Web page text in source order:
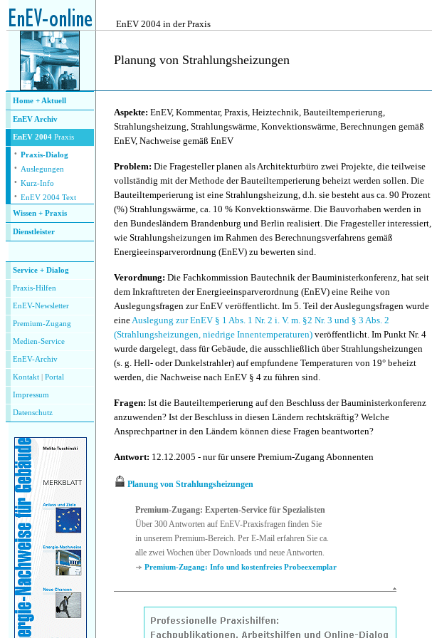
EnEV 2004 in der Praxis
Planung von Strahlungsheizungen
Home + Aktuell
EnEV Archiv
EnEV 2004 Praxis
· Praxis-Dialog
· Auslegungen
· Kurz-Info
· EnEV 2004 Text
Wissen + Praxis
Dienstleister
Service + Dialog
Praxis-Hilfen
EnEV-Newsletter
Premium-Zugang
Medien-Service
EnEV-Archiv
Kontakt Portal
Impressum
Datenschutz
Aspekte: EnEV, Kommentar, Praxis, Heiztechnik, Bauteiltemperierung,
Strahlungsheizung, Strahlungswärme, Konvektionswärme, Berechnungen gemäß
EnEV, Nachweise gemäß EnEV
Problem: Die Fragesteller planen als Architekturbüro zwei Projekte, die teilweise
vollständig mit der Methode der Bauteiltemperierung beheizt werden sollen. Die
Bauteiltemperierung ist eine Strahlungsheizung, d.h. sie besteht aus ca. 90 Prozent
(%) Strahlungswärme, ca. 10 % Konvektionswärme. Die Bauvorhaben werden in
den Bundesländern Brandenburg und Berlin realisiert. Die Fragesteller interessiert,
wie Strahlungsheizungen im Rahmen des Berechnungsverfahrens gemäß
Energieeinsparverordnung (EnEV) zu bewerten sind.
Verordnung: Die Fachkommission Bautechnik der Bauministerkonferenz, hat seit
dem Inkrafttreten der Energieeinsparverordnung (EnEV) eine Reihe von
Auslegungsfragen zur EnEV veröffentlicht. Im 5. Teil der Auslegungsfragen wurde
eineAuslegung zur EnEV § 1 Abs. 1 Nr. 2 i. V. m. §2 Nr. 3 und § 3 Abs. 2
(Strahlungsheizungen, niedrige Innentemperaturen) veröffentlicht. Im Punkt Nr. 4
wurde dargelegt, dass für Gebäude, die ausschließlich über Strahlungsheizungen
(s. g. Hell- oder Dunkelstrahler) auf empfundene Temperaturen von 19° beheizt
werden, die Nachweise nach EnEV § 4 zu führen sind.
Fragen: Ist die Bauteiltemperierung auf den Beschluss der Bauministerkonferenz
anzuwenden? Ist der Beschluss in diesen Ländern rechtskräftig? Welche
Ansprechpartner in den Ländern können diese Fragen beantworten?
Antwort: 12.12.2005 - nur für unsere Premium-Zugang Abonnenten
Planung von Strahlungsheizungen
Premium-Zugang: Experten-Service für Spezialisten
Über 300 Antworten auf EnEV-Praxisfragen finden Sie
in unserem Premium-Bereich. Per E-Mail erfahren Sie ca.
alle zwei Wochen über Downloads und neue Antworten.
Premium-Zugang: Info und kostenfreies Probeexemplar